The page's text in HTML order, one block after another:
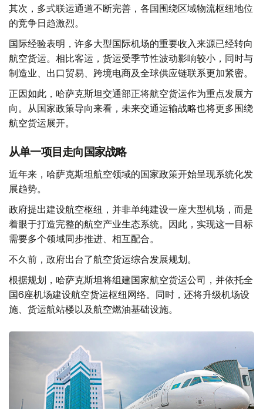
其次，多式联运通道不断完善，各国围绕区域物流枢纽地位
的竞争日趋激烈。
国际经验表明，许多大型国际机场的重要收入来源已经转向
航空货运。相比客运，货运受季节性波动影响较小，同时与
制造业、出口贸易、跨境电商及全球供应链联系更加紧密。
正因如此，哈萨克斯坦交通部正将航空货运作为重点发展方
向。从国家政策导向来看，未来交通运输战略也将更多围绕
航空货运展开。
从单一项目走向国家战略
近年来，哈萨克斯坦航空领域的国家政策开始呈现系统化发
展趋势。
政府提出建设航空枢纽，并非单纯建设一座大型机场，而是
着眼于打造完整的航空产业生态系统。因此，实现这一目标
需要多个领域同步推进、相互配合。
不久前，政府出台了航空货运综合发展规划。
根据规划，哈萨克斯坦将组建国家航空货运公司，并依托全
国6座机场建设航空货运枢纽网络。同时，还将升级机场设
施、货运航站楼以及航空燃油基础设施。